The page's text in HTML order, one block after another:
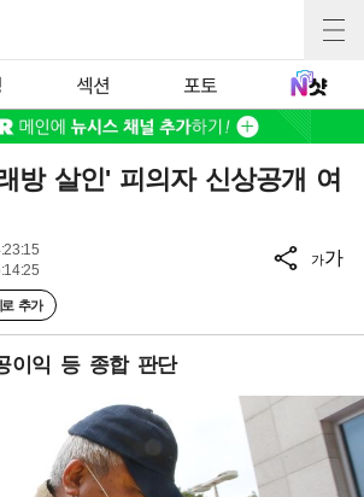
섹션 포토
방 살인' 피의자 신상공개 여
추가
가가
이익 등 종합 판단